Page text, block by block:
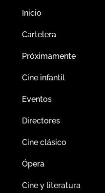
Inicio
Cartelera
Próximamente
Cine infantil
Eventos
Directores
Cine clásico
Ópera
Cine y literatura